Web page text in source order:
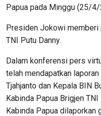
Papua pada Minggu (25/
Presiden Jokowi memberi
TNI Putu Danny.
Dalam konferensi pers
telah mendapatkan
Tjahjanto dan Kepala BIN
Kabinda Papua Brigjen
Kabinda Papua dilaporkan